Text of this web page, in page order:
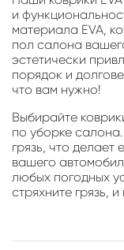
и
материала EVA,
пол салона
эстетически
порядок и
что вам нужно!
Выбирайте
по уборке
грязь, что
вашего
любых погодных
стряхните грязь,